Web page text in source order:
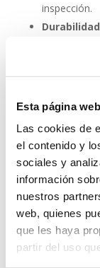
Esta página
Las cookies de
el contenido y
sociales y
información
nuestros
web, quienes
que les haya
partir del uso
inspección.
entornos
proyectos
Invertir en un
tan
Los
pieza clave en
System
virtual en
Desde
que nos
lo prefieres,